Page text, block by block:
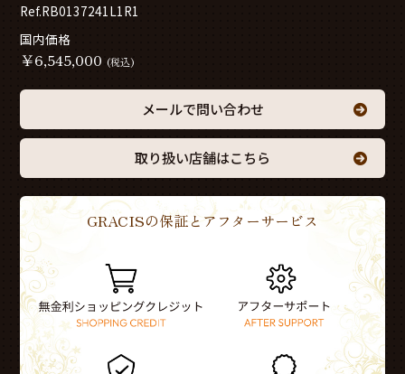
Ref.RB0137241L1R1
国内価格
￥6,545,000 (税込)
メールで問い合わせ
取り扱い店舗はこちら
GRACISの保証とアフターサービス